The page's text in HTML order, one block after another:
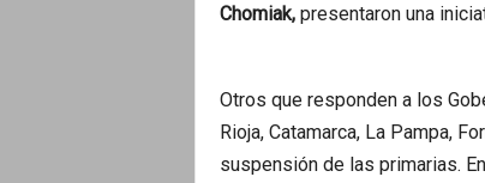
Chomiak,presentaron una
Otros que responden a los
Rioja, Catamarca, La Pampa,
suspensión de las primarias.